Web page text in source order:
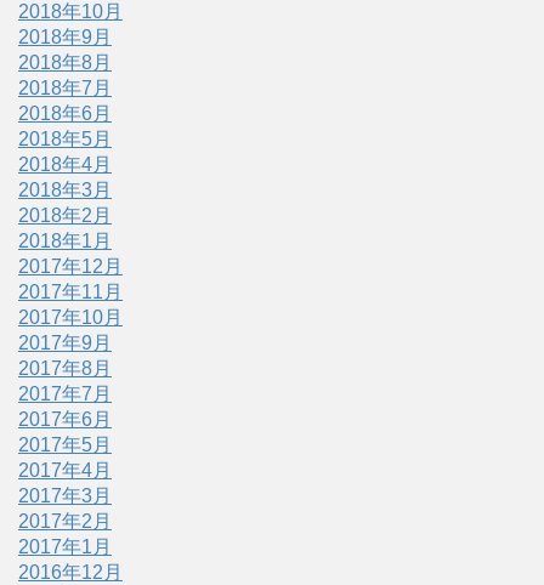
2018年10月
2018年9月
2018年8月
2018年7月
2018年6月
2018年5月
2018年4月
2018年3月
2018年2月
2018年1月
2017年12月
2017年11月
2017年10月
2017年9月
2017年8月
2017年7月
2017年6月
2017年5月
2017年4月
2017年3月
2017年2月
2017年1月
2016年12月